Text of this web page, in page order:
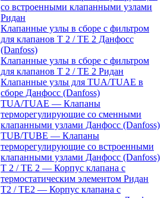
со встроенными клапанными узлами
Ридан
Клапанные узлы в сборе с фильтром
для клапанов T 2 / TE 2 Данфосс
(Danfoss)
Клапанные узлы в сборе с фильтром
для клапанов T 2 / TE 2 Ридан
Клапанные узлы для TUA/TUAE в
сборе Данфосс (Danfoss)
TUA/TUAE — Клапаны
терморегулирующие со сменными
клапанными узлами Данфосс (Danfoss)
TUB/TUBE — Клапаны
терморегулирующие со встроенными
клапанными узлами Данфосс (Danfoss)
T 2 / TE 2 — Корпус клапана с
термостатическим элементом Ридан
T2 / TE2 — Корпус клапана с